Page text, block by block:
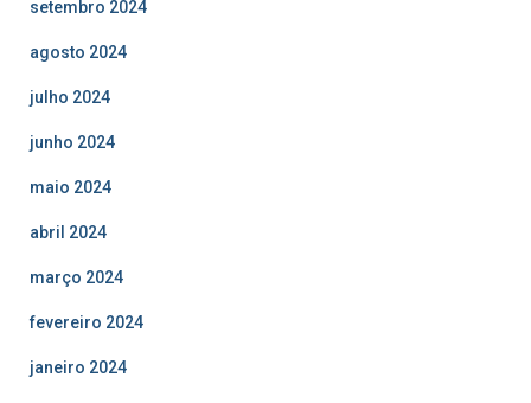
setembro 2024
agosto 2024
julho 2024
junho 2024
maio 2024
abril 2024
março 2024
fevereiro 2024
janeiro 2024